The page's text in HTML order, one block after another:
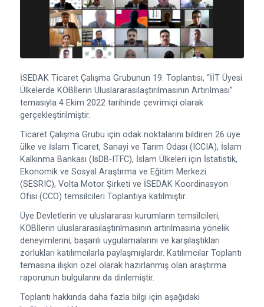
İSEDAK Ticaret Çalışma Grubunun 19. Toplantısı, “İİT Üyesi
Ülkelerde KOBİlerin Uluslararasılaştırılmasının Artırılması”
temasıyla 4 Ekim 2022 tarihinde çevrimiçi olarak
gerçekleştirilmiştir.
Ticaret Çalışma Grubu için odak noktalarını bildiren 26 üye
ülke ve İslam Ticaret, Sanayi ve Tarım Odası (ICCIA), İslam
Kalkınma Bankası (IsDB-ITFC), İslam Ülkeleri için İstatistik,
Ekonomik ve Sosyal Araştırma ve Eğitim Merkezi
(SESRIC), Volta Motor Şirketi ve İSEDAK Koordinasyon
Ofisi (CCO) temsilcileri Toplantıya katılmıştır.
Üye Devletlerin ve uluslararası kurumların temsilcileri,
KOBİlerin uluslararasılaştırılmasının artırılmasına yönelik
deneyimlerini, başarılı uygulamalarını ve karşılaştıkları
zorlukları katılımcılarla paylaşmışlardır. Katılımcılar Toplantı
temasına ilişkin özel olarak hazırlanmış olan araştırma
raporunun bulgularını da dinlemiştir.
Toplantı hakkında daha fazla bilgi için aşağıdaki